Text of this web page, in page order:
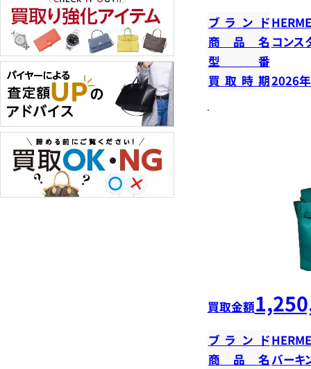
ブランド
商品名 コンス
型番
買取時期2026
買取金額
ブランド
商品名 バーキ